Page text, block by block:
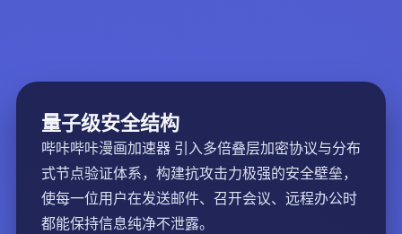
量子级安全结构
哔咔哔咔漫画加速器 引入多倍叠层加密协议与分布
式节点验证体系，构建抗攻击力极强的安全壁垒，
使每一位用户在发送邮件、召开会议、远程办公时
都能保持信息纯净不泄露。